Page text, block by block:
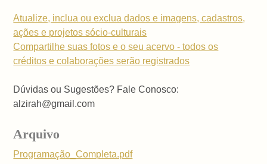
Atualize, inclua ou exclua dados e imagens, cadastros,
ações e projetos sócio-culturais
Compartilhe suas fotos e o seu acervo - todos os
créditos e colaborações serão registrados
Dúvidas ou Sugestões? Fale Conosco:
alzirah@gmail.com
Arquivo
Programação_Completa.pdf